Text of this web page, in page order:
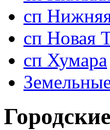
сп
сп Новая
сп Хумара